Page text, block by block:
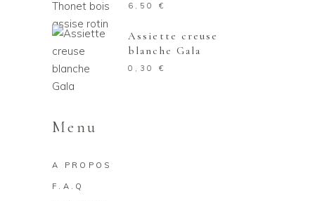
6,50 €
Assiette creuse
blanche Gala
0,30 €
Menu
A PROPOS
F.A.Q